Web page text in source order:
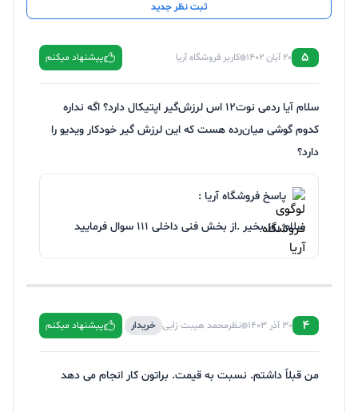
ثبت نظر جدید
5 20 آبان 1402 کاربر فروشگاه آریا پیشنهاد میکنم
سلام آیا ردمی نوت۱۲ اس لرزش‌گیر اپتیکال دارد؟ اگه نداره
کدوم گوشی میان‌رده هست که این لرزش گیر خودکار ویدیو را
دارد؟
پاسخ فروشگاه آریا :
سلام روز بخیر .از بخش فنی داخلی 111 سوال فرمایید
4 30 آذر 1403 نظرمحمد هیبت زایی خریدار پیشنهاد میکنم
من قبلاً داشتم. نسبت به قیمت. براتون کار انجام می دهد